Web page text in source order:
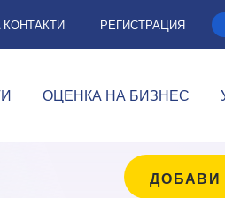
КОНТАКТИ РЕГИСТРАЦИЯ
ОЦЕНКА НА БИЗНЕС
ДОБАВИ